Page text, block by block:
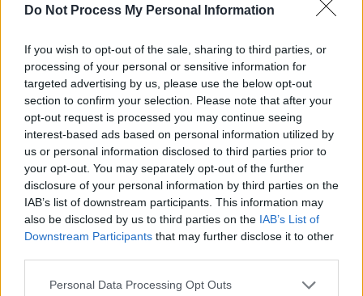
Do Not Process My Personal Information
If you wish to opt-out of the sale, sharing to third parties, or
processing of your personal or sensitive information for
targeted advertising by us, please use the below opt-out
section to confirm your selection. Please note that after your
opt-out request is processed you may continue seeing
interest-based ads based on personal information utilized by
us or personal information disclosed to third parties prior to
your opt-out. You may separately opt-out of the further
disclosure of your personal information by third parties on the
IAB’s list of downstream participants. This information may
also be disclosed by us to third parties on the IAB’s List of
Downstream Participants that may further disclose it to other
Personal Data Processing Opt Outs
*Beizadeaua lacomă de la ICR Londra, al cărei
e „directoarea lu’ Firea”. Fiică de căpetenie
masonă, și-a falsificat CV-ul și a furat bani de
la Teatrul Bulandra, înainte de a fi dată afară de
actori
ad